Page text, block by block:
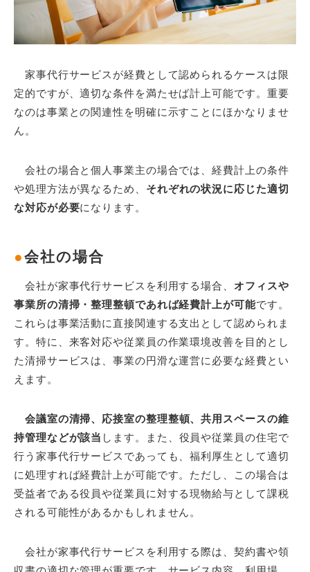
家事代行サービスが経費として認められるケースは限
定的ですが、適切な条件を満たせば計上可能です。重要
なのは事業との関連性を明確に示すことにほかなりませ
ん。
会社の場合と個人事業主の場合では、経費計上の条件
や処理方法が異なるため、 それぞれの状況に応じた適切
な対応が必要になります。
●会社の場合
会社が家事代行サービスを利用する場合、 オフィスや
事業所の清掃・整理整頓であれば経費計上が可能です。
これらは事業活動に直接関連する支出として認められま
す。特に、来客対応や従業員の作業環境改善を目的とし
た清掃サービスは、事業の円滑な運営に必要な経費とい
えます。
会議室の清掃、応接室の整理整頓、共用スペースの維
持管理などが該当 します。また、役員や従業員の住宅で
行う家事代行サービスであっても、福利厚生として適切
に処理すれば経費計上が可能です。ただし、この場合は
受益者である役員や従業員に対する現物給与として課税
される可能性があるかもしれません。
会社が家事代行サービスを利用する際は、契約書や領